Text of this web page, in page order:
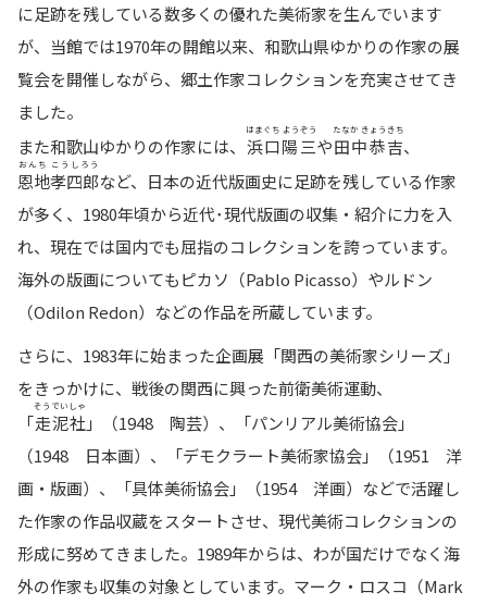
に足跡を残している数多くの優れた美術家を生んでいます
が、当館では1970年の開館以来、和歌山県ゆかりの作家の展
覧会を開催しながら、郷土作家コレクションを充実させてき
ました。
また和歌山ゆかりの作家には、 浜口陽三
はまぐち ようぞう
や田中恭吉
たなか きょうきち
、
恩地孝四郎
おんち こうしろう
など、日本の近代版画史に足跡を残している作家
が多く、1980年頃から近代･現代版画の収集・紹介に力を入
れ、現在では国内でも屈指のコレクションを誇っています。
海外の版画についてもピカソ（Pablo Picasso）やルドン
（Odilon Redon）などの作品を所蔵しています。
さらに、1983年に始まった企画展「関西の美術家シリーズ」
をきっかけに、戦後の関西に興った前衛美術運動、
「走泥社
そうでいしゃ
」（1948 陶芸）、「パンリアル美術協会」
（1948 日本画）、「デモクラート美術家協会」（1951 洋
画・版画）、「具体美術協会」（1954 洋画）などで活躍し
た作家の作品収蔵をスタートさせ、現代美術コレクションの
形成に努めてきました。1989年からは、わが国だけでなく海
外の作家も収集の対象としています。マーク・ロスコ（Mark